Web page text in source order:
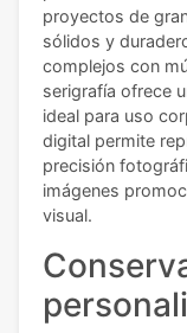
proyectos de
sólidos y
complejos con
serigrafía ofrece
ideal para uso
digital permite
precisión
imágenes
visual.